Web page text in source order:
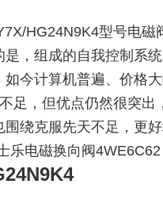
HG24N9K4型号电
，组成的自我控制系
今计算机普遍、价格
足，但优点仍然很突
绕克服先天不足，更